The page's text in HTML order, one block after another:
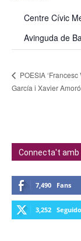
Centre Cívic
Avinguda de
POESIA ‘Francesc
García i Xavier
Connecta't
7,490 Fans
3,252